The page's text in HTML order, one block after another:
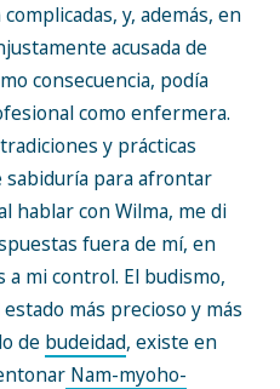
y, además, en
acusada de
consecuencia, podía
como enfermera.
y prácticas
sabiduría para afrontar
hablar con Wilma, me di
fuera de mí, en
a mi control. El budismo,
más precioso y más
de budeidad, existe en
Nam-myoho-